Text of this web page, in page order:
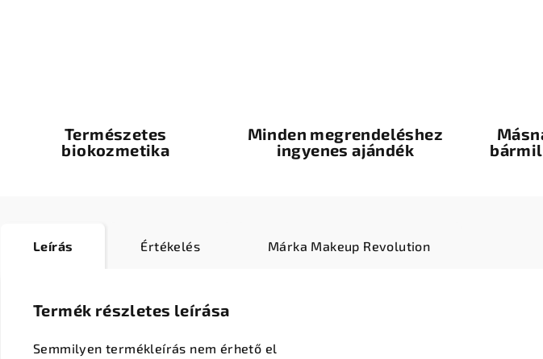
Természetes
biokozmetika
Minden megrendeléshez
ingyenes ajándék
Leírás Értékelés Márka Makeup Revolution
Termék részletes leírása
Semmilyen termékleírás nem érhető el